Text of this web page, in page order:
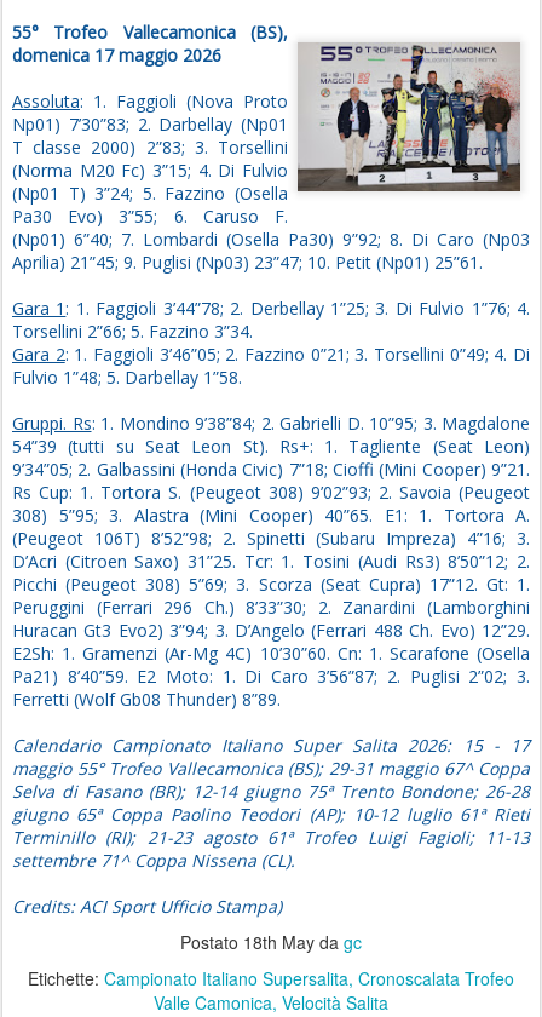
55° Trofeo Vallecamonica (BS),
domenica 17 maggio 2026
Assoluta: 1. Faggioli (Nova Proto
Np01) 7’30”83; 2. Darbellay (Np01
T classe 2000) 2”83; 3. Torsellini
(Norma M20 Fc) 3”15; 4. Di Fulvio
(Np01 T) 3”24; 5. Fazzino (Osella
Pa30 Evo) 3”55; 6. Caruso F.
(Np01) 6”40; 7. Lombardi (Osella Pa30) 9”92; 8. Di Caro (Np03
Aprilia) 21”45; 9. Puglisi (Np03) 23”47; 10. Petit (Np01) 25”61.
Gara 1: 1. Faggioli 3’44”78; 2. Derbellay 1”25; 3. Di Fulvio 1”76; 4.
Torsellini 2”66; 5. Fazzino 3”34.
Gara 2: 1. Faggioli 3’46”05; 2. Fazzino 0”21; 3. Torsellini 0”49; 4. Di
Fulvio 1”48; 5. Darbellay 1”58.
Gruppi. Rs: 1. Mondino 9’38”84; 2. Gabrielli D. 10”95; 3. Magdalone
54”39 (tutti su Seat Leon St). Rs+: 1. Tagliente (Seat Leon)
9’34”05; 2. Galbassini (Honda Civic) 7”18; Cioffi (Mini Cooper) 9”21.
Rs Cup: 1. Tortora S. (Peugeot 308) 9’02”93; 2. Savoia (Peugeot
308) 5”95; 3. Alastra (Mini Cooper) 40”65. E1: 1. Tortora A.
(Peugeot 106T) 8’52”98; 2. Spinetti (Subaru Impreza) 4”16; 3.
D’Acri (Citroen Saxo) 31”25. Tcr: 1. Tosini (Audi Rs3) 8’50”12; 2.
Picchi (Peugeot 308) 5”69; 3. Scorza (Seat Cupra) 17”12. Gt: 1.
Peruggini (Ferrari 296 Ch.) 8’33”30; 2. Zanardini (Lamborghini
Huracan Gt3 Evo2) 3”94; 3. D’Angelo (Ferrari 488 Ch. Evo) 12”29.
E2Sh: 1. Gramenzi (Ar-Mg 4C) 10’30”60. Cn: 1. Scarafone (Osella
Pa21) 8’40”59. E2 Moto: 1. Di Caro 3’56”87; 2. Puglisi 2”02; 3.
Ferretti (Wolf Gb08 Thunder) 8”89.
Calendario Campionato Italiano Super Salita 2026: 15 - 17
maggio 55° Trofeo Vallecamonica (BS); 29-31 maggio 67^ Coppa
Selva di Fasano (BR); 12-14 giugno 75ª Trento Bondone; 26-28
giugno 65ª Coppa Paolino Teodori (AP); 10-12 luglio 61ª Rieti
Terminillo (RI); 21-23 agosto 61ª Trofeo Luigi Fagioli; 11-13
settembre 71^ Coppa Nissena (CL).
Credits: ACI Sport Ufficio Stampa)
Postato 18th May da gc
Etichette: Campionato Italiano Supersalita Cronoscalata Trofeo
Valle Camonica Velocità Salita